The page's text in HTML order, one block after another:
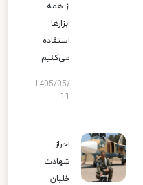
از همه
ابزارها
استفاده
می‌کنیم
1405/05/
احراز
شهادت
خلبان